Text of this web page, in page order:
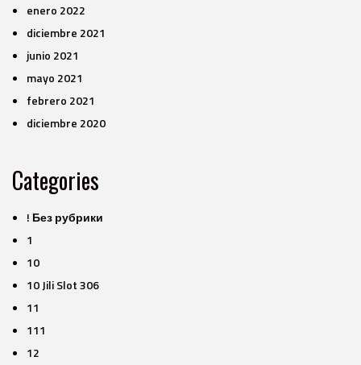
enero 2022
diciembre 2021
junio 2021
mayo 2021
febrero 2021
diciembre 2020
Categories
! Без рубрики
1
10
10 Jili Slot 306
11
111
12